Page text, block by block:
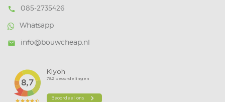
call
085-2735426
Whatsapp
mail info@bouwcheap.nl